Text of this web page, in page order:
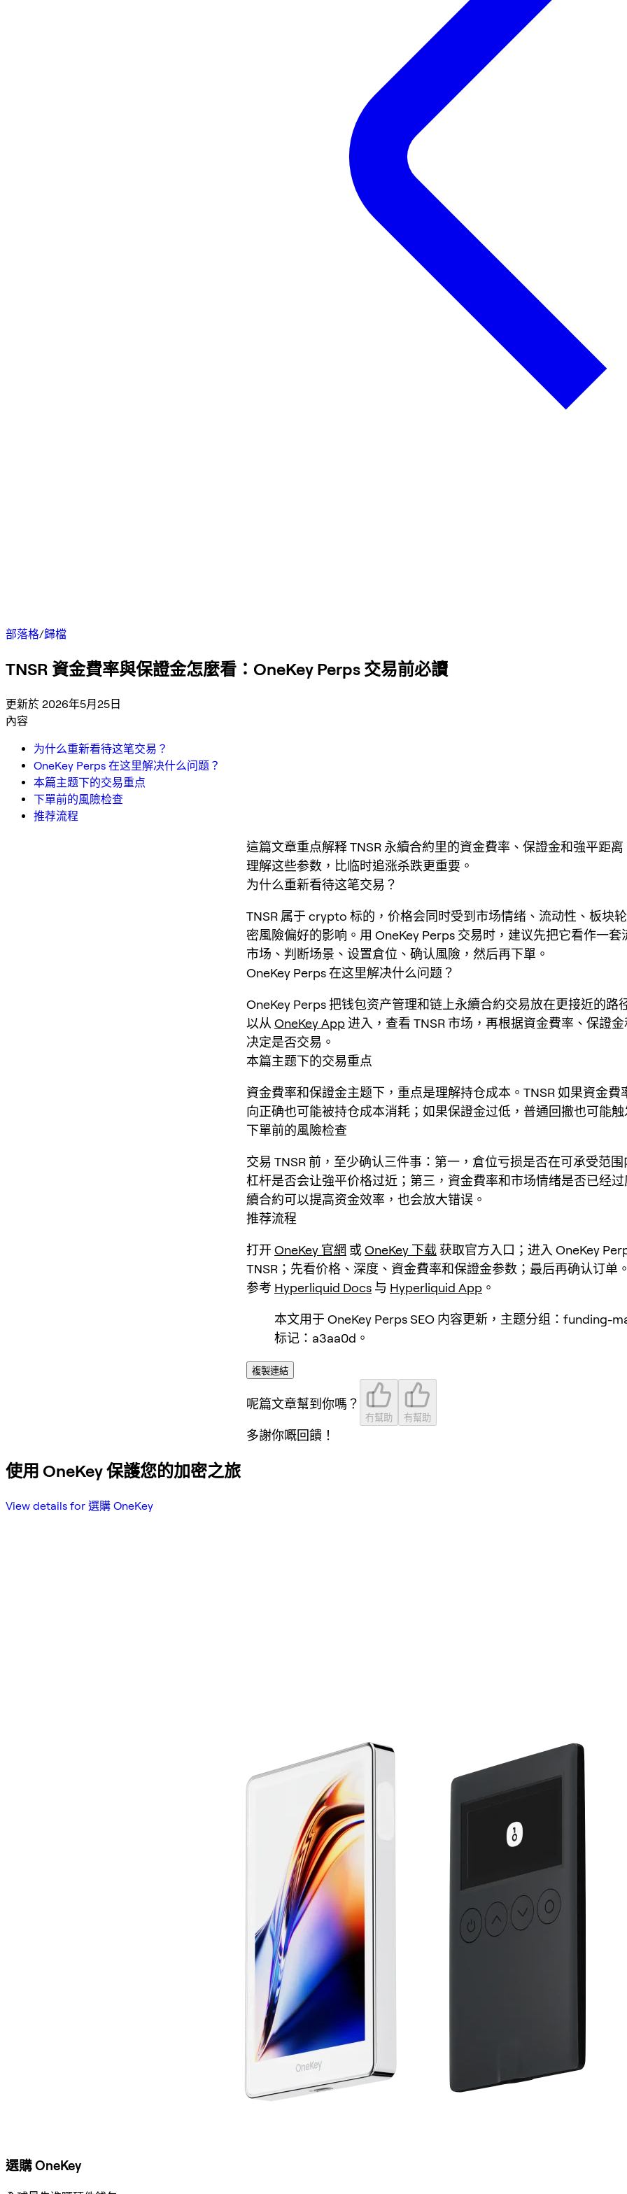
部落格/歸檔
TNSR 資金費率與保證金怎麼看：OneKey Perps 交易前必讀
更新於 2026年5月25日
內容
为什么重新看待这笔交易？
OneKey Perps 在这里解决什么问题？
本篇主题下的交易重点
下單前的風險检查
推荐流程
這篇文章重点解释 TNSR 永續合約里的資金費率、保證金和強平距
理解这些参数，比临时追涨杀跌更重要。
为什么重新看待这笔交易？
TNSR 属于 crypto 标的，价格会同时受到市场情绪、流动性、板块
密風險偏好的影响。用 OneKey Perps 交易时，建议先把它看作一套
市场、判断场景、设置倉位、确认風險，然后再下單。
OneKey Perps 在这里解决什么问题？
OneKey Perps 把钱包资产管理和链上永續合約交易放在更接近的路
以从 OneKey App进入，查看 TNSR 市场，再根据資金費率、保證
决定是否交易。
本篇主题下的交易重点
資金費率和保證金主题下，重点是理解持仓成本。TNSR 如果資金費
向正确也可能被持仓成本消耗；如果保證金过低，普通回撤也可能触
下單前的風險检查
交易 TNSR 前，至少确认三件事：第一，倉位亏损是否在可承受范围
杠杆是否会让強平价格过近；第三，資金費率和市场情绪是否已经
續合約可以提高资金效率，也会放大错误。
推荐流程
打开 OneKey 官網 或OneKey 下载 获取官方入口；进入 OneKey
TNSR ；先看价格、深度、資金費率和保證金参数；最后再确认订单
参考 Hyperliquid Docs 与 Hyperliquid App 。
本文用于 OneKey Perps SEO 内容更新，主题分组：funding-
标记：a3aa0d。
複製連結
呢篇文章幫到你嗎？
冇幫助 有幫助
多謝你嘅回饋！
使用 OneKey 保護您的加密之旅
View details for 選購 OneKey
選購 OneKey